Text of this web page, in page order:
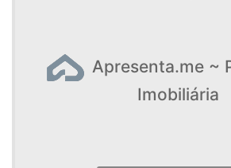
Apresenta.me ~
Imobiliária